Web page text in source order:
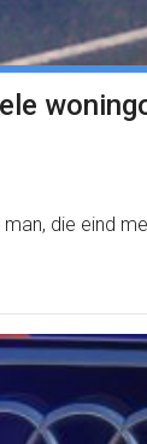
die eind